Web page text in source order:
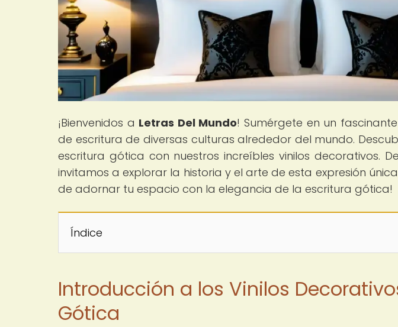
¡Bienvenidos a Letras Del Mundo! Sumérgete en un
de escritura de diversas culturas alrededor del mundo.
escritura gótica con nuestros increíbles vinilos decorativos.
invitamos a explorar la historia y el arte de esta expresión
de adornar tu espacio con la elegancia de la escritura gótica!
Índice
Introducción a los Vinilos
Gótica